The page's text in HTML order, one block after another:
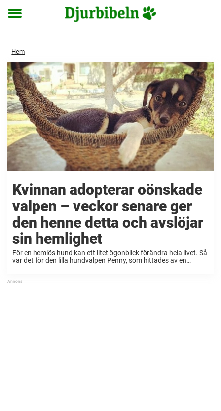
Toggle
Hem
Kvinnan adopterar oönskade
valpen – veckor senare ger
den henne detta och avslöjar
sin hemlighet
För en hemlös hund kan ett litet ögonblick förändra hela livet. Så
var det för den lilla hundvalpen Penny, som hittades av en